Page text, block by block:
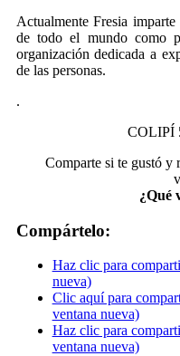
Actualmente Fresia
de todo el mundo como
organización dedicada a
de las personas.
.
COLIPÍ
Comparte si te gustó y
¿Qué
Compártelo:
Haz clic para
nueva)
Clic aquí para
ventana nueva)
Haz clic para
ventana nueva)